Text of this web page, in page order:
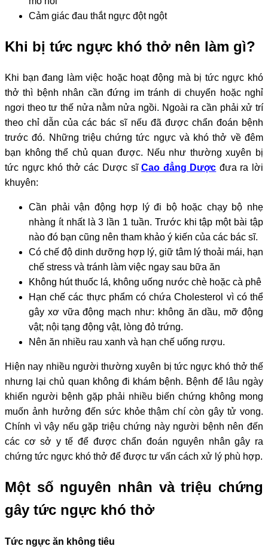
Cảm giác đau thắt ngực đột ngột
Khi bị tức ngực khó thở nên làm gì?
Khi bạn đang làm việc hoặc hoạt động mà bị tức ngực khó
thở thì bệnh nhân cần đứng im tránh di chuyển hoặc nghỉ
ngơi theo tư thế nửa nằm nửa ngồi. Ngoài ra cần phải xử trí
theo chỉ dẫn của các bác sĩ nếu đã được chẩn đoán bệnh
trước đó. Những triệu chứng tức ngực và khó thở về đêm
bạn không thể chủ quan được. Nếu như thường xuyên bị
tức ngực khó thở các Dược sĩCao đẳng Dược đưa ra lời
khuyên:
Cần phải vận động hợp lý đi bộ hoặc chạy bộ nhẹ
nhàng ít nhất là 3 lần 1 tuần. Trước khi tập một bài tập
nào đó bạn cũng nên tham khảo ý kiến của các bác sĩ.
Có chế độ dinh dưỡng hợp lý, giữ tâm lý thoải mái, hạn
chế stress và tránh làm việc ngay sau bữa ăn
Không hút thuốc lá, không uống nước chè hoặc cà phê
Hạn chế các thực phẩm có chứa Cholesterol vì có thể
gây xơ vữa động mạch như: không ăn dầu, mỡ động
vật; nội tạng động vật, lòng đỏ trứng.
Nên ăn nhiều rau xanh và hạn chế uống rượu.
Hiện nay nhiều người thường xuyên bị tức ngực khó thở thế
nhưng lại chủ quan không đi khám bệnh. Bệnh để lâu ngày
khiến người bệnh gặp phải nhiều biến chứng không mong
muốn ảnh hưởng đến sức khỏe thậm chí còn gây tử vong.
Chính vì vậy nếu gặp triệu chứng này người bệnh nên đến
các cơ sở y tế để được chẩn đoán nguyên nhân gây ra
chứng tức ngực khó thở để được tư vấn cách xử lý phù hợp.
Một số nguyên nhân và triệu chứng
gây tức ngực khó thở
Tức ngực ăn không tiêu